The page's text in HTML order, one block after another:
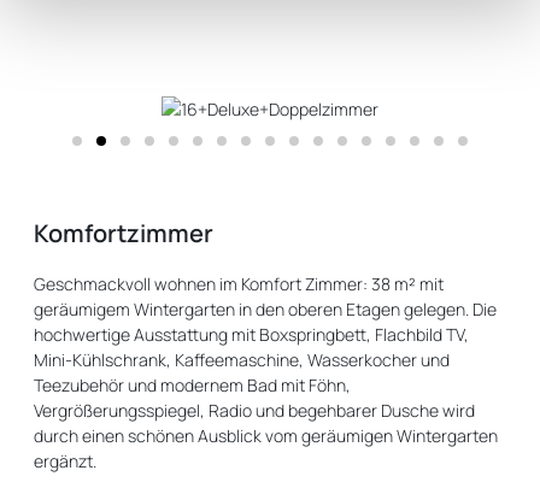
Komfortzimmer
Geschmackvoll wohnen im Komfort Zimmer: 38 m² mit
geräumigem Wintergarten in den oberen Etagen gelegen. Die
hochwertige Ausstattung mit Boxspringbett, Flachbild TV,
Mini-Kühlschrank, Kaffeemaschine, Wasserkocher und
Teezubehör und modernem Bad mit Föhn,
Vergrößerungsspiegel, Radio und begehbarer Dusche wird
durch einen schönen Ausblick vom geräumigen Wintergarten
ergänzt.